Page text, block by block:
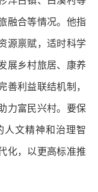
融合等情况。他指
源禀赋，适时科学
展乡村旅居、康养
善利益联结机制，
力富民兴村。要保
人文精神和治理智
化，以更高标准推